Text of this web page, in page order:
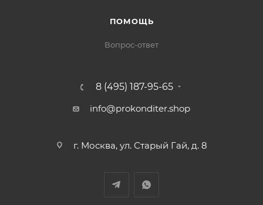
ПОМОЩЬ
Вопрос-ответ
8 (495) 187-95-65
info@prokonditer.shop
г. Москва, ул. Старый Гай, д. 8